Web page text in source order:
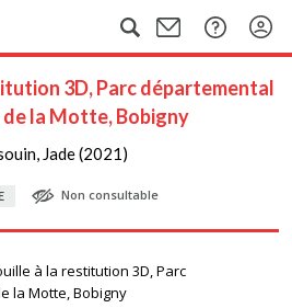
3D, Parc départemental
la Motte, Bobigny
Jade (2021)
Non consultable
à la restitution 3D, Parc
la Motte, Bobigny